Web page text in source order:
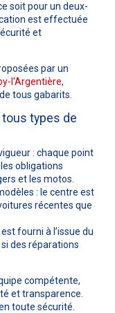
soit pour un deux-
est effectuée
et
par un
l'Argentière,
tous gabarits.
types de
: chaque point
obligations
et les motos.
: le centre est
récentes que
fourni à l’issue du
des réparations
compétente,
et transparence.
toute sécurité.